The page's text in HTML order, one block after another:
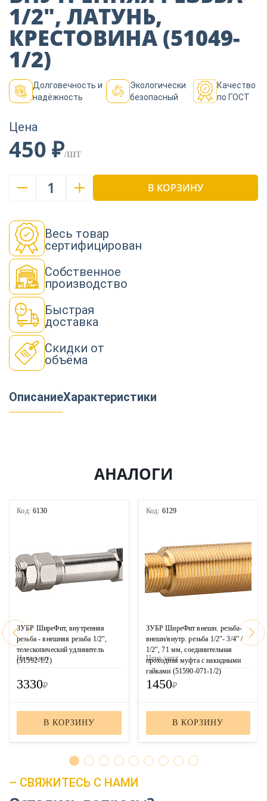
Пиломатериалы
Декор
Изоляция
Инструменты
Продукция из
дерева
Строительство
1/2″, ЛАТУНЬ,
КРЕСТОВИНА (51049-
1/2)
Долговечность и
надёжность
Экологически
безопасный
Качество
по ГОСТ
Цена
450 ₽/ШТ
1 В КОРЗИНУ
Весь товар
сертифицирован
Собственное
производство
Быстрая
доставка
Скидки от
объёма
ОписаниеХарактеристики
АНАЛОГИ
Код: 6130
ЗУБР ШиреФит, внутренняя
резьба - внешняя резьба 1/2″,
телескопический удлинитель
(51592-1/2)
Цена зашт
3330₽
В КОРЗИНУ
Код: 6129
ЗУБР ШиреФит внешн. резьба-
внешн/внутр. резьба 1/2″- 3/4″ /
1/2″, 71 мм, соединительная
проходная муфта с накидными
гайками (51590-071-1/2)
Цена зашт
1450₽
В КОРЗИНУ
– СВЯЖИТЕСЬ С НАМИ